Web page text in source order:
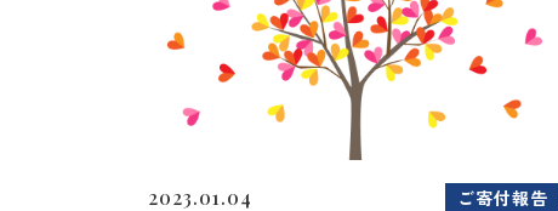
2023.01.04 ご寄付報告